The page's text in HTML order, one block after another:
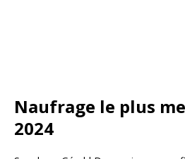
Naufrage le plus
2024